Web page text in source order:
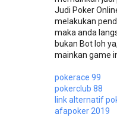
Judi Poker
melakukan
maka anda
bukan Bot loh
mainkan game
pokerace 99
pokerclub 88
link alternatif
afapoker 2019